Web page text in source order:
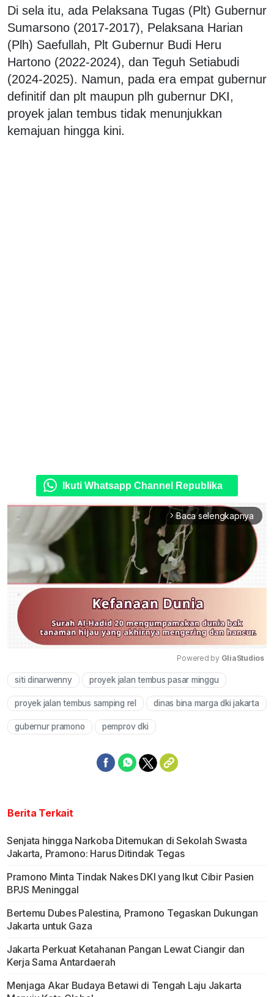
Di sela itu, ada Pelaksana Tugas (Plt) Gubernur
Sumarsono (2017-2017), Pelaksana Harian
(Plh) Saefullah, Plt Gubernur Budi Heru
Hartono (2022-2024), dan Teguh Setiabudi
(2024-2025). Namun, pada era empat gubernur
definitif dan plt maupun plh gubernur DKI,
proyek jalan tembus tidak menunjukkan
kemajuan hingga kini.
Ikuti Whatsapp Channel Republika
arrow_forward_ios Baca selengkapnya
Mute
Powered by GliaStudios
siti dinarwenny proyek jalan tembus pasar minggu
proyek jalan tembus samping rel dinas bina marga dki jakarta
gubernur pramono pemprov dki
Berita Terkait
Senjata hingga Narkoba Ditemukan di Sekolah Swasta
Jakarta, Pramono: Harus Ditindak Tegas
Pramono Minta Tindak Nakes DKI yang Ikut Cibir Pasien
BPJS Meninggal
Bertemu Dubes Palestina, Pramono Tegaskan Dukungan
Jakarta untuk Gaza
Jakarta Perkuat Ketahanan Pangan Lewat Ciangir dan
Kerja Sama Antardaerah
Menjaga Akar Budaya Betawi di Tengah Laju Jakarta